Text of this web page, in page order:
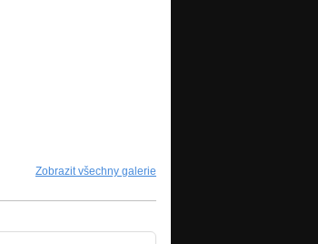
Zobrazit všechny galerie